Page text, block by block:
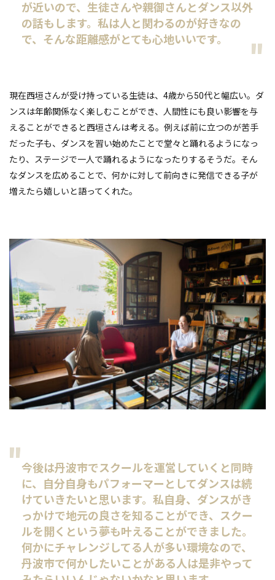
が近いので、生徒さんや親御さんとダンス以外
の話もします。私は人と関わるのが好きなの
で、そんな距離感がとても心地いいです。
現在西垣さんが受け持っている生徒は、4歳から50代と幅広い。ダ
ンスは年齢関係なく楽しむことができ、人間性にも良い影響を与
えることができると西垣さんは考える。例えば前に立つのが苦手
だった子も、ダンスを習い始めたことで堂々と踊れるようになっ
たり、ステージで一人で踊れるようになったりするそうだ。そん
なダンスを広めることで、何かに対して前向きに発信できる子が
増えたら嬉しいと語ってくれた。
今後は丹波市でスクールを運営していくと同時
に、自分自身もパフォーマーとしてダンスは続
けていきたいと思います。私自身、ダンスがき
っかけで地元の良さを知ることができ、スクー
ルを開くという夢も叶えることができました。
何かにチャレンジしてる人が多い環境なので、
丹波市で何かしたいことがある人は是非やって